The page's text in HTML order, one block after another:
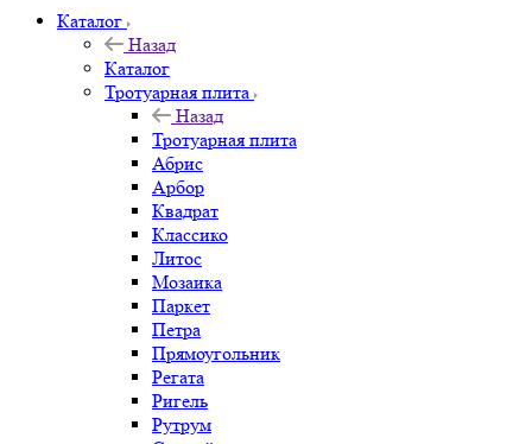
Каталог
Назад
Каталог
Тротуарная плита
Назад
Тротуарная плита
Абрис
Арбор
Квадрат
Классико
Литос
Мозаика
Паркет
Петра
Прямоугольник
Регата
Ригель
Рутрум